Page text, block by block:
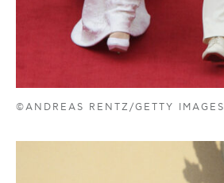
©ANDREAS RENTZ/GETTY IMAGES